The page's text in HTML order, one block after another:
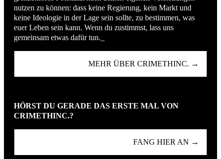
nutzen zu können: dass keine Regierung, kein Markt und
keine Ideologie in der Lage sein sollte, zu bestimmen, was
euer Leben sein kann. Wenn du zustimmst, lass uns
gemeinsam etwas dafür tun._
MEHR ÜBER CRIMETHINC. →
HÖRST DU GERADE DAS ERSTE MAL VON
CRIMETHINC.?
FANG HIER AN →